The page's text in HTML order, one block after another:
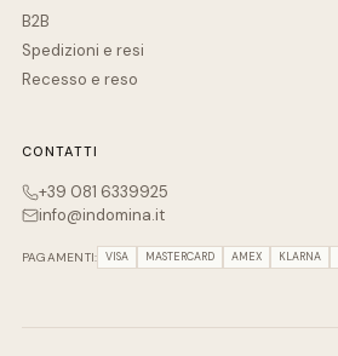
B2B
Spedizioni e resi
Recesso e reso
CONTATTI
+39 081 6339925
info@indomina.it
PAGAMENTI: VISA MASTERCARD AMEX KLARNA